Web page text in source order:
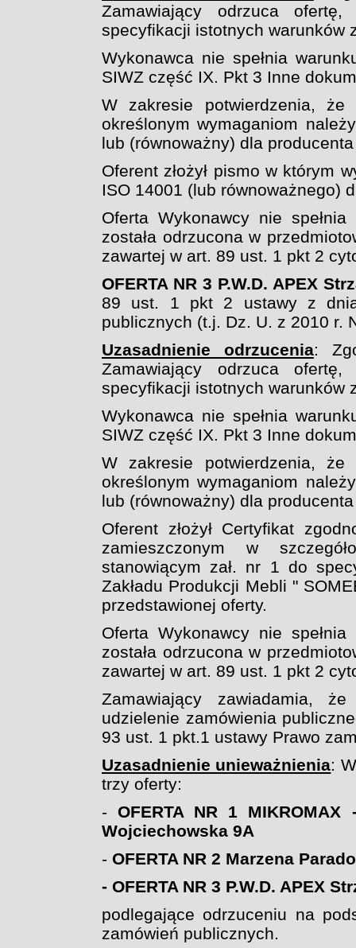
Zamawiający odrzuca
specyfikacji istotnych warunków
Wykonawca nie spełnia
SIWZ część IX. Pkt 3 Inne
W zakresie potwierdzenia, że
określonym wymaganiom
lub (równoważny) dla
Oferent złożył pismo w którym
ISO 14001 (lub równoważnego)
Oferta Wykonawcy nie
została odrzuconaw
zawartej w art. 89 ust. 1 pkt 2
OFERTA NR 3 P.W.D. APEX
89 ust. 1 pkt 2 ustawy z
publicznych (t.j. Dz. U. z 2010 r.
Uzasadnienie odrzucenia:
Zamawiający odrzuca
specyfikacji istotnych warunków
Wykonawca nie spełnia
SIWZ część IX. Pkt 3 Inne
W zakresie potwierdzenia, że
określonym wymaganiom
lub (równoważny) dla
Oferent złożył Certyfikat
zamieszczonym w
stanowiącym zał. nr 1 do
Zakładu Produkcji Mebli "
przedstawionej oferty.
Oferta Wykonawcy nie
została odrzuconaw
zawartej w art. 89 ust. 1 pkt 2
Zamawiający zawiadamia,
udzielenie zamówienia
93 ust. 1 pkt.1 ustawy Prawo
Uzasadnienie unieważnienia:
trzy oferty:
- OFERTA NR 1
Wojciechowska 9A
- OFERTA NR 2 Marzena
- OFERTA NR 3 P.W.D. APEX
podlegające odrzuceniu na
zamówień publicznych.